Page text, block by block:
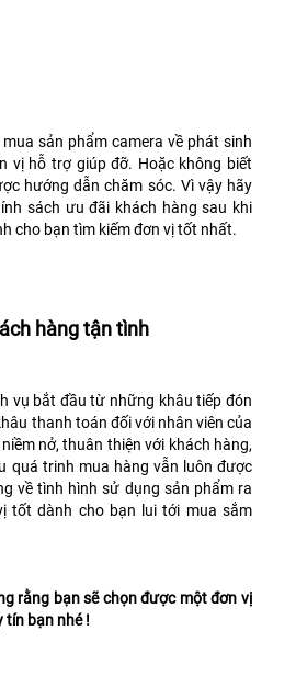
sản phẩm camera về phát sinh
vị hỗ trợ giúp đỡ. Hoặc không biết
hướng dẫn chăm sóc. Vì vậy hãy
sách ưu đãi khách hàng sau khi
cho bạn tìm kiếm đơn vị tốt nhất.
hàng tận tình
vụ bắt đầu từ những khâu tiếp đón
thanh toán đối với nhân viên của
nở, thuân thiện với khách hàng,
quá trinh mua hàng vẫn luôn được
về tình hình sử dụng sản phẩm ra
tốt dành cho bạn lui tới mua sắm
rằng bạn sẽ chọn được một đơn vị
tín bạn nhé !